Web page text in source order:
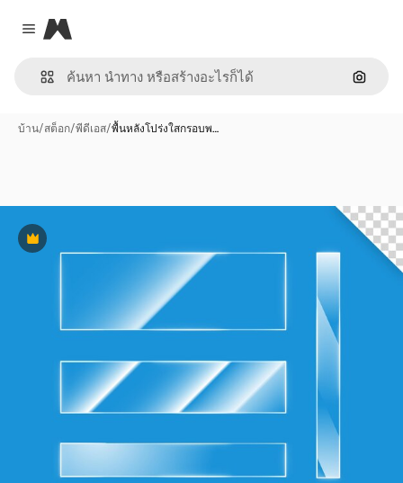
Close menu
Magnific
ค้นหา
บ้าน/สต็อก/พีดีเอส/พื้นหลังโปร่งใสกรอบพ…
พรีเมี่ยม